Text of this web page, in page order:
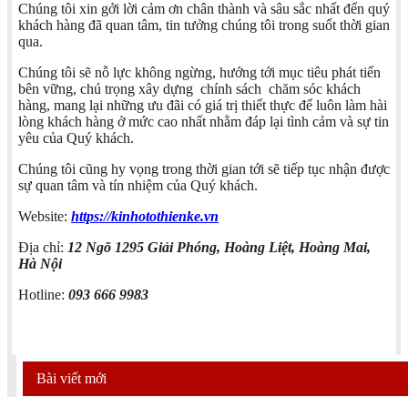
Chúng tôi xin gởi lời cảm ơn chân thành và sâu sắc nhất đến quý
khách hàng đã quan tâm, tin tưởng chúng tôi trong suốt thời gian
qua.
Chúng tôi sẽ nỗ lực không ngừng, hướng tới mục tiêu phát tiển
bên vững, chú trọng xây dựng chính sách chăm sóc khách
hàng, mang lại những ưu đãi có giá trị thiết thực để luôn làm hài
lòng khách hàng ở mức cao nhất nhằm đáp lại tình cảm và sự tin
yêu của Quý khách.
Chúng tôi cũng hy vọng trong thời gian tới sẽ tiếp tục nhận được
sự quan tâm và tín nhiệm của Quý khách.
Website: https://kinhotothienke.vn
Địa chỉ: 12 Ngõ 1295 Giải Phóng, Hoàng Liệt, Hoàng Mai,
Hà Nội
Hotline: 093 666 9983
Bài viết mới